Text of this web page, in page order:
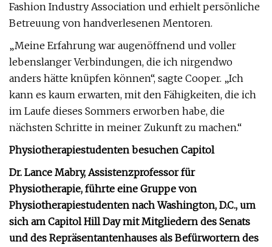
Fashion Industry Association und erhielt persönliche
Betreuung von handverlesenen Mentoren.
„Meine Erfahrung war augenöffnend und voller
lebenslanger Verbindungen, die ich nirgendwo
anders hätte knüpfen können“, sagte Cooper. „Ich
kann es kaum erwarten, mit den Fähigkeiten, die ich
im Laufe dieses Sommers erworben habe, die
nächsten Schritte in meiner Zukunft zu machen.“
Physiotherapiestudenten besuchen Capitol
Dr. Lance Mabry, Assistenzprofessor für
Physiotherapie, führte eine Gruppe von
Physiotherapiestudenten nach Washington, D.C., um
sich am Capitol Hill Day mit Mitgliedern des Senats
und des Repräsentantenhauses als Befürwortern des